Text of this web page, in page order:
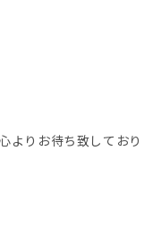
よりお待ち致しており